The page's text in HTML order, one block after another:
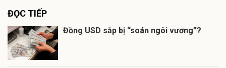
ĐỌC TIẾP
Đồng USD sắp bị “soán ngôi vương”?